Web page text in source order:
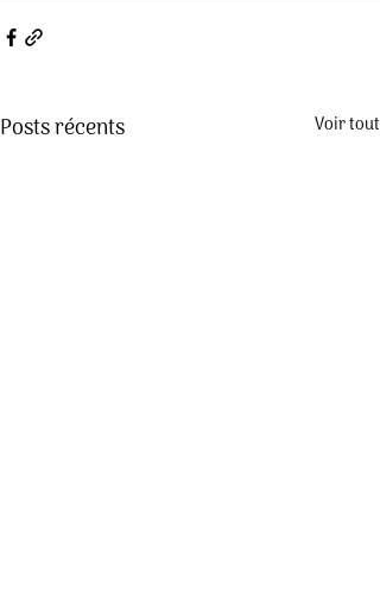
Posts récents Voir tout